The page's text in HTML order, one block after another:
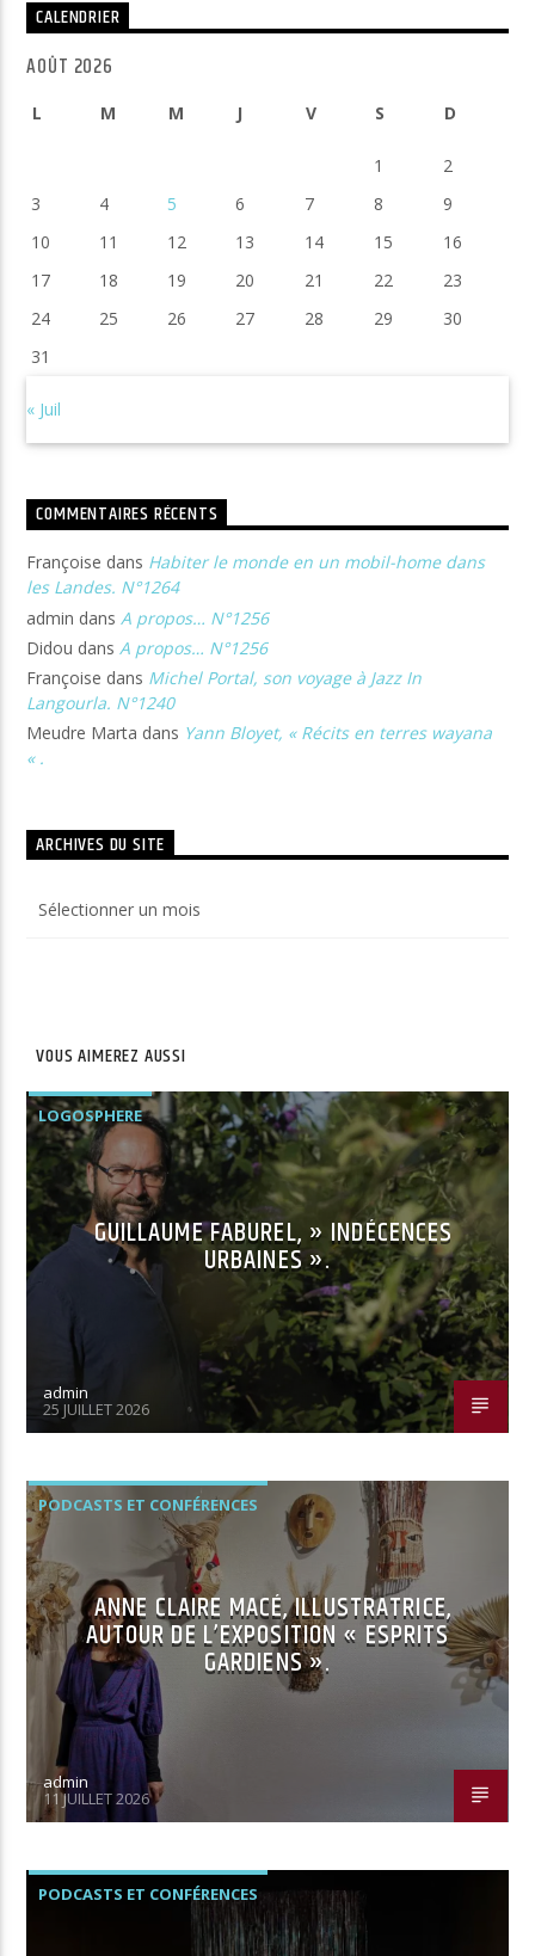
CALENDRIER
AOÛT 2026
L M M J V S D
1
2
3
4 5 6 7 8
9
10
11 12 13 14 15
16
17
18 19 20 21 22
23
24
25 26 27 28 29
30
31
« Juil
COMMENTAIRES RÉCENTS
Françoise dans Habiter le monde en un mobil-home dans
les Landes. N°1264
admin dans A propos… N°1256
Didou dans A propos… N°1256
Françoise dans Michel Portal, son voyage à Jazz In
Langourla. N°1240
Meudre Marta dans Yann Bloyet, « Récits en terres wayana
« .
ARCHIVES DU SITE
du
VOUS AIMEREZ AUSSI
LOGOSPHERE
GUILLAUME FABUREL, » INDÉCENCES
URBAINES ».
admin
25 JUILLET 2026
PODCASTS ET CONFÉRENCES
ANNE CLAIRE MACÉ, ILLUSTRATRICE,
AUTOUR DE L’EXPOSITION « ESPRITS
GARDIENS ».
admin
11 JUILLET 2026
PODCASTS ET CONFÉRENCES